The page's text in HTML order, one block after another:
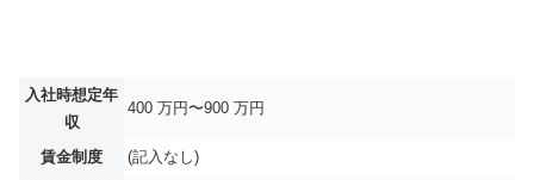
入社時想定年
収
400 万円〜900 万円
賃金制度
(記入なし)